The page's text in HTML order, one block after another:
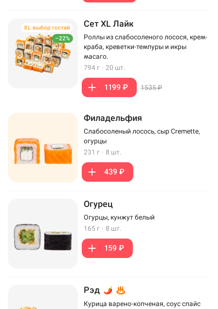
–22%
XL выбор гостей Сет XL Лайк
Роллы из слабосоленого лосося, крем-
краба, креветки-темпуры и икры
масаго.
794 г · 20 шт.
1199 ₽ 1535 ₽
Филадельфия
Слабосоленый лосось, сыр Cremette,
огурцы
231 г · 8 шт.
439 ₽
Огурец
Огурцы, кунжут белый
165 г · 8 шт.
159 ₽
Рэд
Курица варено-копченая, соус спайс